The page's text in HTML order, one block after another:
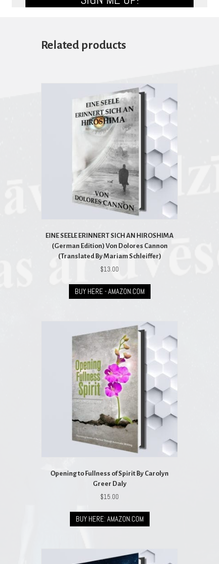
Related products
EINE SEELE ERINNERT SICH AN HIROSHIMA
(German Edition) Von Dolores Cannon
(Translated By Mariam Schleiffer)
$13.00
BUY HERE - AMAZON.COM
Opening to Fullness of Spirit By Carolyn
Greer Daly
$15.00
BUY HERE: AMAZON.COM